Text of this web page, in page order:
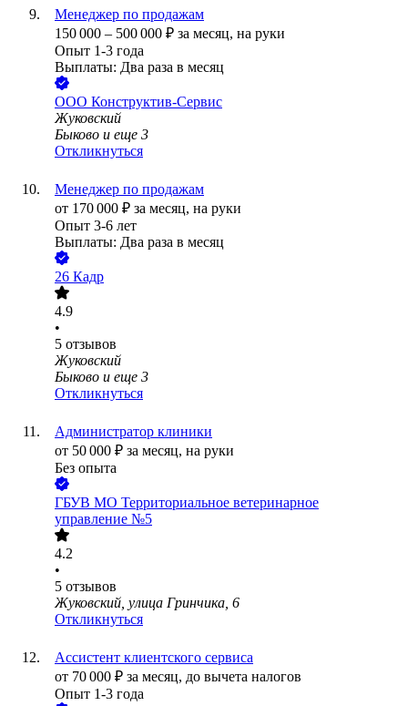
Менеджер по продажам
150 000 – 500 000 ₽ за месяц, на руки
Опыт 1-3 года
Выплаты: Два раза в месяц
ООО Конструктив-Сервис
Жуковский
Быково и еще 3
Откликнуться
Менеджер по продажам
от 170 000 ₽ за месяц, на руки
Опыт 3-6 лет
Выплаты: Два раза в месяц
26 Кадр
4.9
•
5 отзывов
Жуковский
Быково и еще 3
Откликнуться
Администратор клиники
от 50 000 ₽ за месяц, на руки
Без опыта
ГБУВ МО Территориальное ветеринарное
управление №5
4.2
•
5 отзывов
Жуковский, улица Гринчика, 6
Откликнуться
Ассистент клиентского сервиса
от 70 000 ₽ за месяц, до вычета налогов
Опыт 1-3 года